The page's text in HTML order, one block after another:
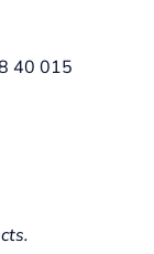
40 015